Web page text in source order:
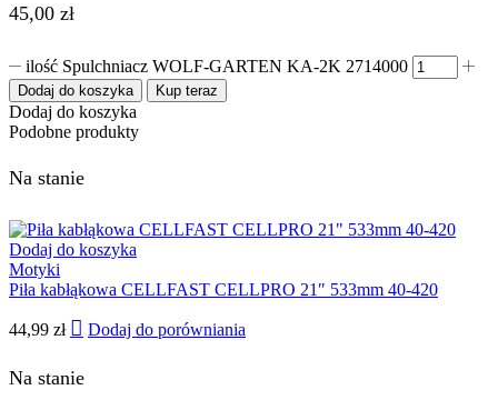
45,00 zł
ilość Spulchniacz WOLF-GARTEN KA-2K 2714000
Dodaj do koszyka Kup teraz
Dodaj do koszyka
Podobne produkty
Na stanie
Dodaj do koszyka
Motyki
Piła kabłąkowa CELLFAST CELLPRO 21″ 533mm 40-420
44,99 zł Dodaj do porówniania
Na stanie